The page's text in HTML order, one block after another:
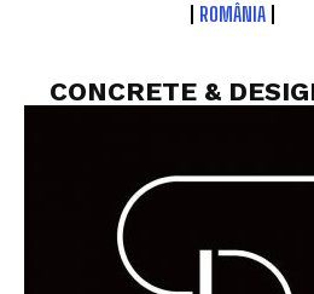
ROMÂNIA
CONCRETE &